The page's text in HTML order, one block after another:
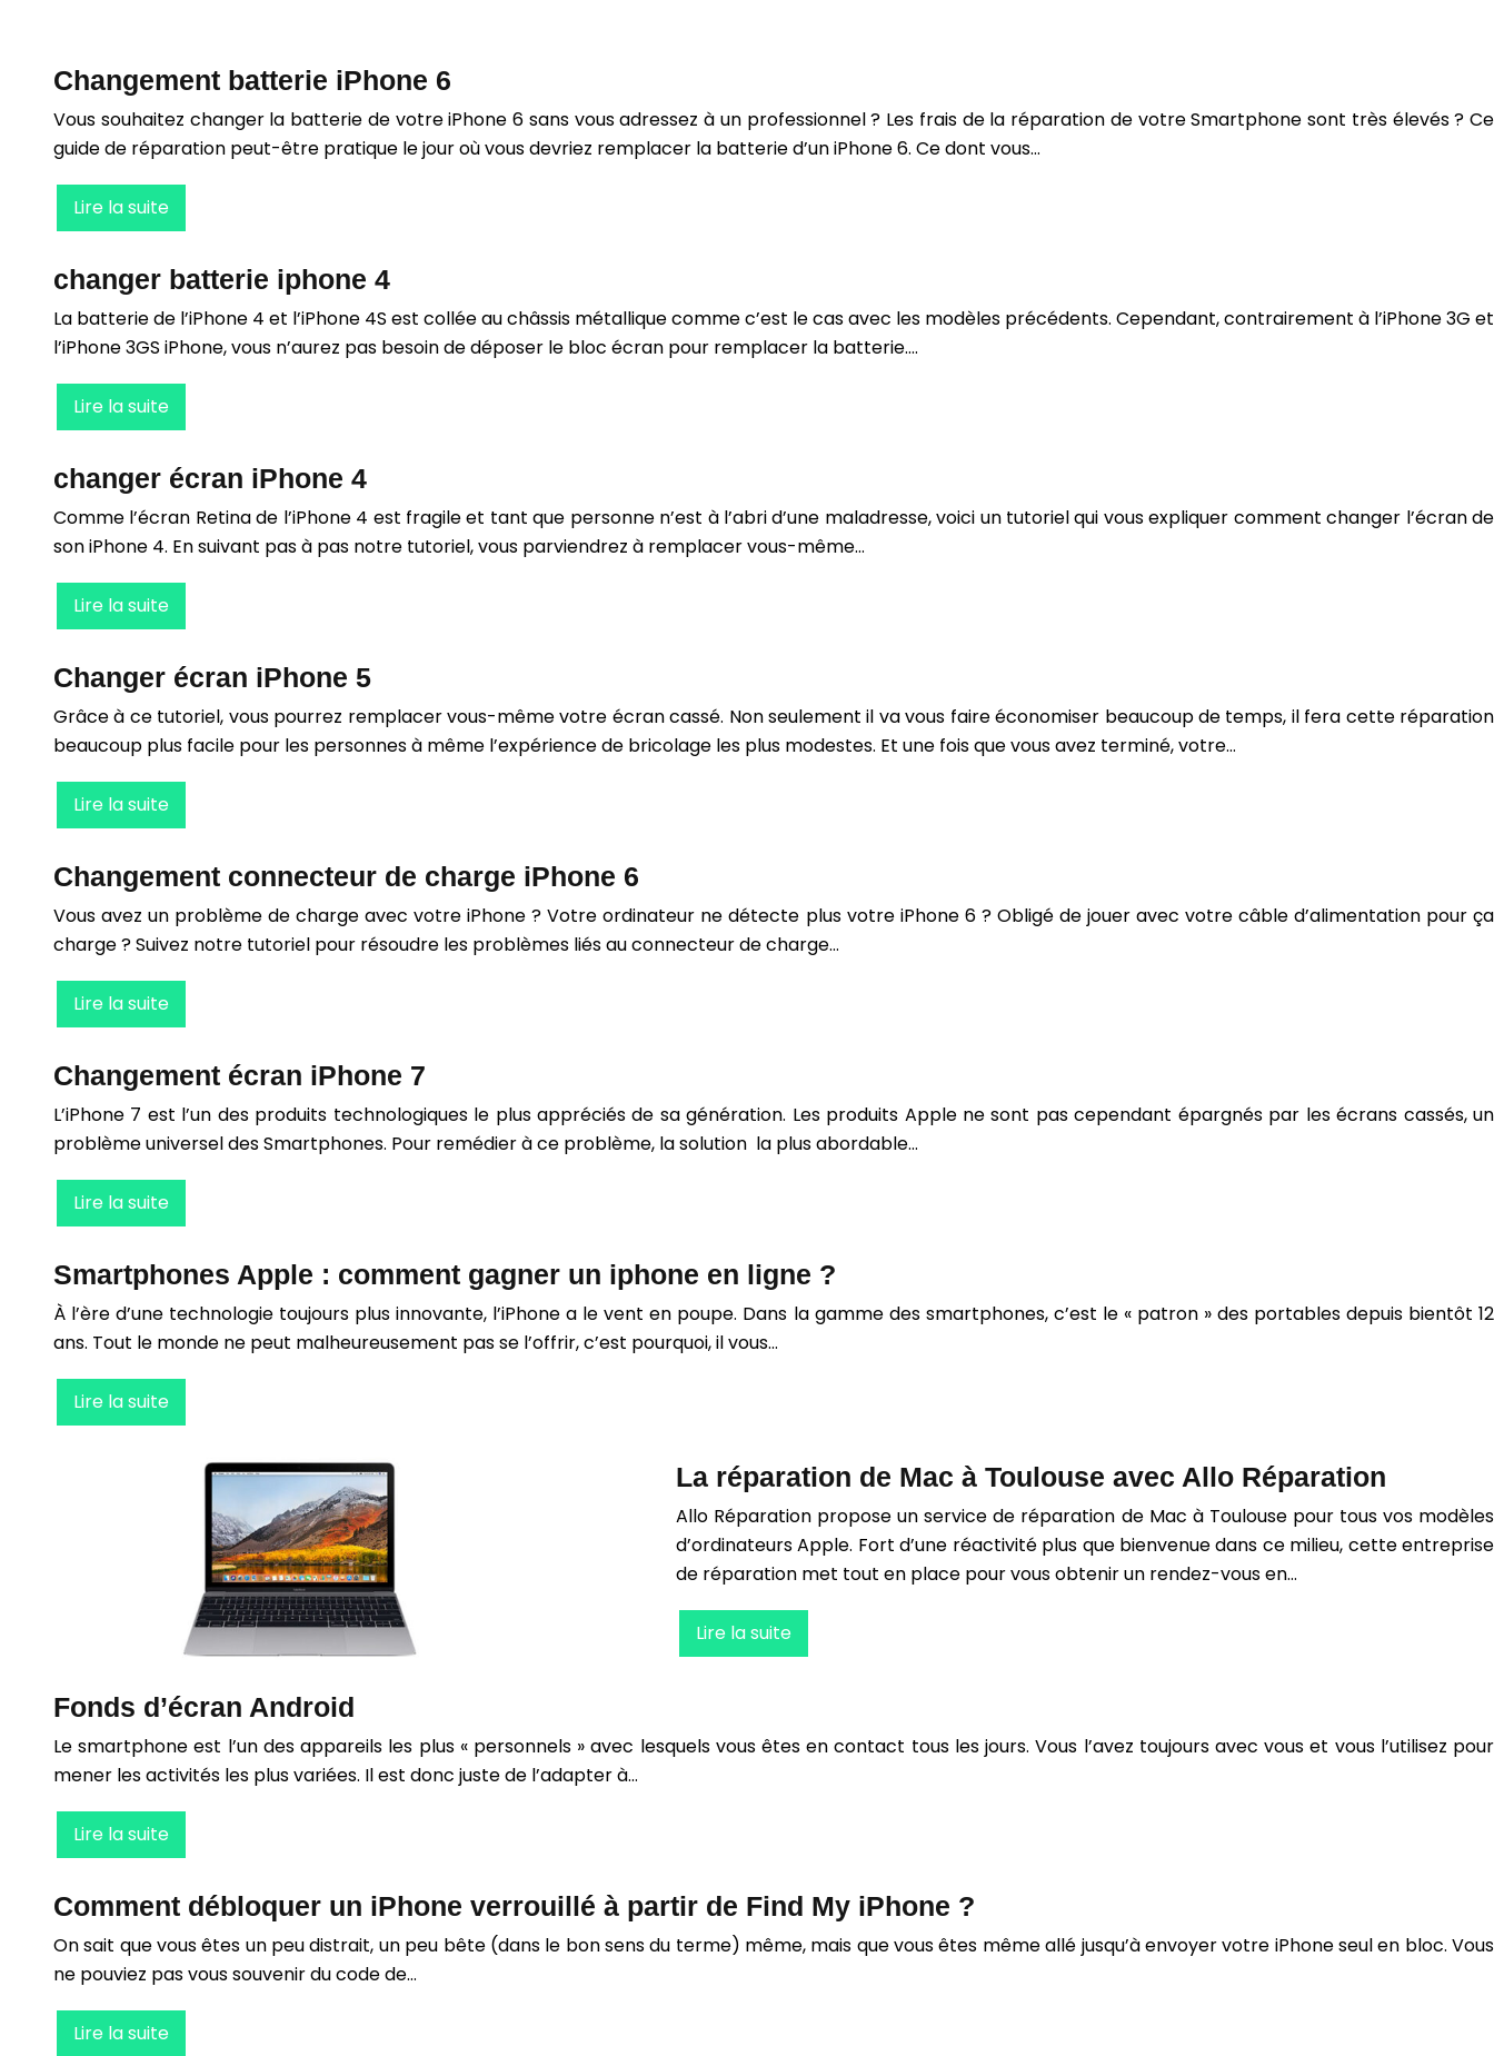
Changement batterie iPhone 6
Vous souhaitez changer la batterie de votre iPhone 6 sans vous adressez à un professionnel ? Les frais de la réparation de votre Smartphone sont très élevés ? Ce
guide de réparation peut-être pratique le jour où vous devriez remplacer la batterie d’un iPhone 6. Ce dont vous…
Lire la suite
changer batterie iphone 4
La batterie de l’iPhone 4 et l’iPhone 4S est collée au châssis métallique comme c’est le cas avec les modèles précédents. Cependant, contrairement à l’iPhone 3G et
l’iPhone 3GS iPhone, vous n’aurez pas besoin de déposer le bloc écran pour remplacer la batterie….
Lire la suite
changer écran iPhone 4
Comme l’écran Retina de l’iPhone 4 est fragile et tant que personne n’est à l’abri d’une maladresse, voici un tutoriel qui vous expliquer comment changer l’écran de
son iPhone 4. En suivant pas à pas notre tutoriel, vous parviendrez à remplacer vous-même…
Lire la suite
Changer écran iPhone 5
Grâce à ce tutoriel, vous pourrez remplacer vous-même votre écran cassé. Non seulement il va vous faire économiser beaucoup de temps, il fera cette réparation
beaucoup plus facile pour les personnes à même l’expérience de bricolage les plus modestes. Et une fois que vous avez terminé, votre…
Lire la suite
Changement connecteur de charge iPhone 6
Vous avez un problème de charge avec votre iPhone ? Votre ordinateur ne détecte plus votre iPhone 6 ? Obligé de jouer avec votre câble d’alimentation pour ça
charge ? Suivez notre tutoriel pour résoudre les problèmes liés au connecteur de charge…
Lire la suite
Changement écran iPhone 7
L’iPhone 7 est l’un des produits technologiques le plus appréciés de sa génération. Les produits Apple ne sont pas cependant épargnés par les écrans cassés, un
problème universel des Smartphones. Pour remédier à ce problème, la solution la plus abordable…
Lire la suite
Smartphones Apple : comment gagner un iphone en ligne ?
À l’ère d’une technologie toujours plus innovante, l’iPhone a le vent en poupe. Dans la gamme des smartphones, c’est le « patron » des portables depuis bientôt 12
ans. Tout le monde ne peut malheureusement pas se l’offrir, c’est pourquoi, il vous…
Lire la suite
La réparation de Mac à Toulouse avec Allo Réparation
Allo Réparation propose un service de réparation de Mac à Toulouse pour tous vos modèles
d’ordinateurs Apple. Fort d’une réactivité plus que bienvenue dans ce milieu, cette entreprise
de réparation met tout en place pour vous obtenir un rendez-vous en…
Lire la suite
Fonds d’écran Android
Le smartphone est l’un des appareils les plus « personnels » avec lesquels vous êtes en contact tous les jours. Vous l’avez toujours avec vous et vous l’utilisez pour
mener les activités les plus variées. Il est donc juste de l’adapter à…
Lire la suite
Comment débloquer un iPhone verrouillé à partir de Find My iPhone ?
On sait que vous êtes un peu distrait, un peu bête (dans le bon sens du terme) même, mais que vous êtes même allé jusqu’à envoyer votre iPhone seul en bloc. Vous
ne pouviez pas vous souvenir du code de…
Lire la suite